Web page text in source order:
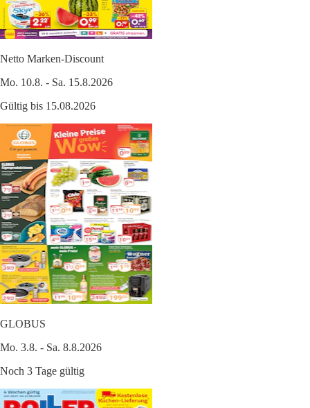
Netto Marken-Discount
Mo. 10.8. - Sa. 15.8.2026
Gültig bis 15.08.2026
GLOBUS
Mo. 3.8. - Sa. 8.8.2026
Noch 3 Tage gültig